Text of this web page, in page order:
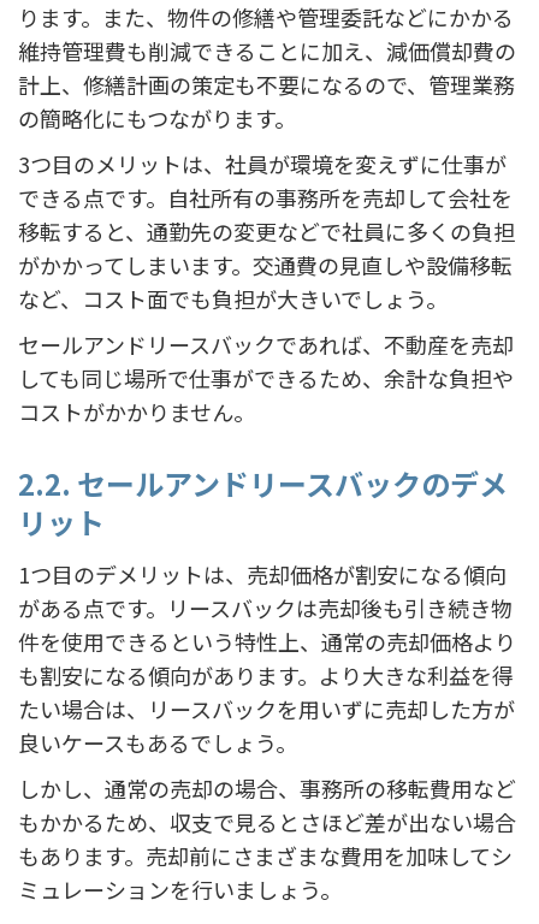
ります。また、物件の修繕や管理委託などにかかる
維持管理費も削減できることに加え、減価償却費の
計上、修繕計画の策定も不要になるので、管理業務
の簡略化にもつながります。
3つ目のメリットは、社員が環境を変えずに仕事が
できる点です。自社所有の事務所を売却して会社を
移転すると、通勤先の変更などで社員に多くの負担
がかかってしまいます。交通費の見直しや設備移転
など、コスト面でも負担が大きいでしょう。
セールアンドリースバックであれば、不動産を売却
しても同じ場所で仕事ができるため、余計な負担や
コストがかかりません。
2.2. セールアンドリースバックのデメ
リット
1つ目のデメリットは、売却価格が割安になる傾向
がある点です。リースバックは売却後も引き続き物
件を使用できるという特性上、通常の売却価格より
も割安になる傾向があります。より大きな利益を得
たい場合は、リースバックを用いずに売却した方が
良いケースもあるでしょう。
しかし、通常の売却の場合、事務所の移転費用など
もかかるため、収支で見るとさほど差が出ない場合
もあります。売却前にさまざまな費用を加味してシ
ミュレーションを行いましょう。